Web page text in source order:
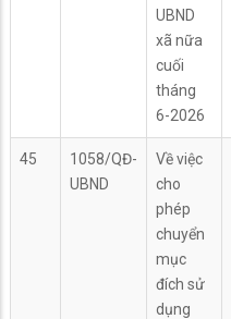
UBND
xã nữa
cuối
tháng
6-2026
45
1058/QĐ-
UBND
Về việc
cho
phép
chuyển
mục
đích sử
dụng